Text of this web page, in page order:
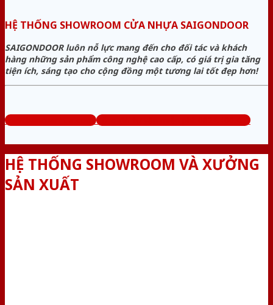
HỆ THỐNG SHOWROOM CỬA NHỰA SAIGONDOOR
SAIGONDOOR luôn nỗ lực mang đến cho đối tác và khách
hàng những sản phẩm công nghệ cao cấp, có giá trị gia tăng
tiện ích, sáng tạo cho cộng đồng một tương lai tốt đẹp hơn!
www.bancuanhua.com Tổng đài tư vấn miễn phí: 0824.400.400
HỆ THỐNG SHOWROOM VÀ XƯỞNG
SẢN XUẤT